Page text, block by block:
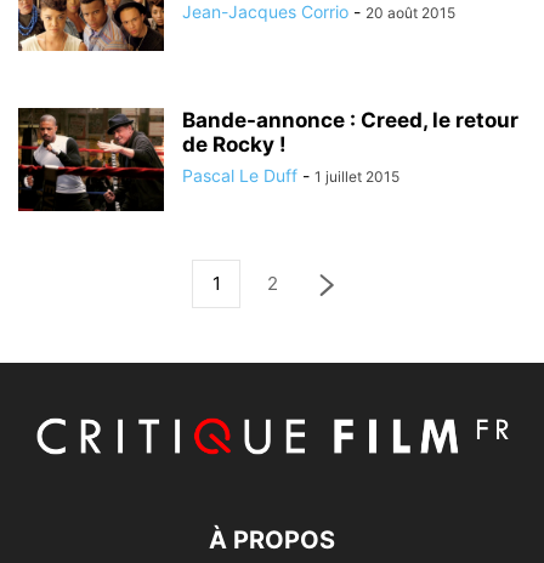
Jean-Jacques Corrio - 20 août 2015
Bande-annonce : Creed, le retour
de Rocky !
Pascal Le Duff - 1 juillet 2015
1 2
À PROPOS